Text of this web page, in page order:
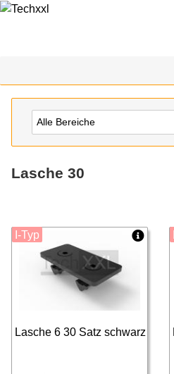
Alle Bereiche
Lasche 30
Lasche 6 30 Satz schwarz
I-Typ